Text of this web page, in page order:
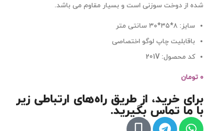
شده از دوخت سوزنی است و بسیار مقاوم می باشد.
سایز: ۸*۳۵*۳۰ سانتی متر
باقابلیت چاپ لوگو اختصاصی
کد محصول: 201V
۰ تومان
برای خرید، از طریق راه‌های ارتباطی زیر
با ما تماس بگیرید.